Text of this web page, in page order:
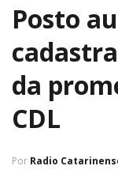
Posto
da
CDL
Por Radio